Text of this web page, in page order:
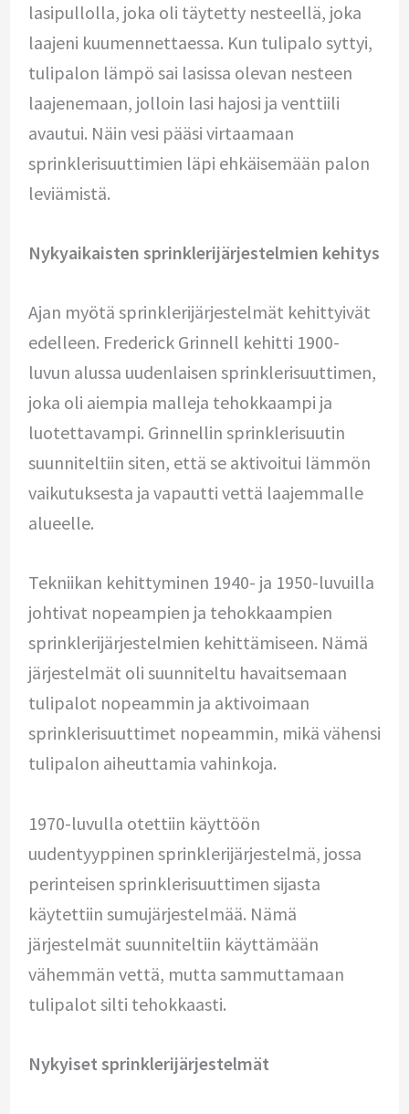
lasipullolla, joka oli täytetty nesteellä, joka
laajeni kuumennettaessa. Kun tulipalo syttyi,
tulipalon lämpö sai lasissa olevan nesteen
laajenemaan, jolloin lasi hajosi ja venttiili
avautui. Näin vesi pääsi virtaamaan
sprinklerisuuttimien läpi ehkäisemään palon
leviämistä.
Nykyaikaisten sprinklerijärjestelmien kehitys
Ajan myötä sprinklerijärjestelmät kehittyivät
edelleen. Frederick Grinnell kehitti 1900-
luvun alussa uudenlaisen sprinklerisuuttimen,
joka oli aiempia malleja tehokkaampi ja
luotettavampi. Grinnellin sprinklerisuutin
suunniteltiin siten, että se aktivoitui lämmön
vaikutuksesta ja vapautti vettä laajemmalle
alueelle.
Tekniikan kehittyminen 1940- ja 1950-luvuilla
johtivat nopeampien ja tehokkaampien
sprinklerijärjestelmien kehittämiseen. Nämä
järjestelmät oli suunniteltu havaitsemaan
tulipalot nopeammin ja aktivoimaan
sprinklerisuuttimet nopeammin, mikä vähensi
tulipalon aiheuttamia vahinkoja.
1970-luvulla otettiin käyttöön
uudentyyppinen sprinklerijärjestelmä, jossa
perinteisen sprinklerisuuttimen sijasta
käytettiin sumujärjestelmää. Nämä
järjestelmät suunniteltiin käyttämään
vähemmän vettä, mutta sammuttamaan
tulipalot silti tehokkaasti.
Nykyiset sprinklerijärjestelmät